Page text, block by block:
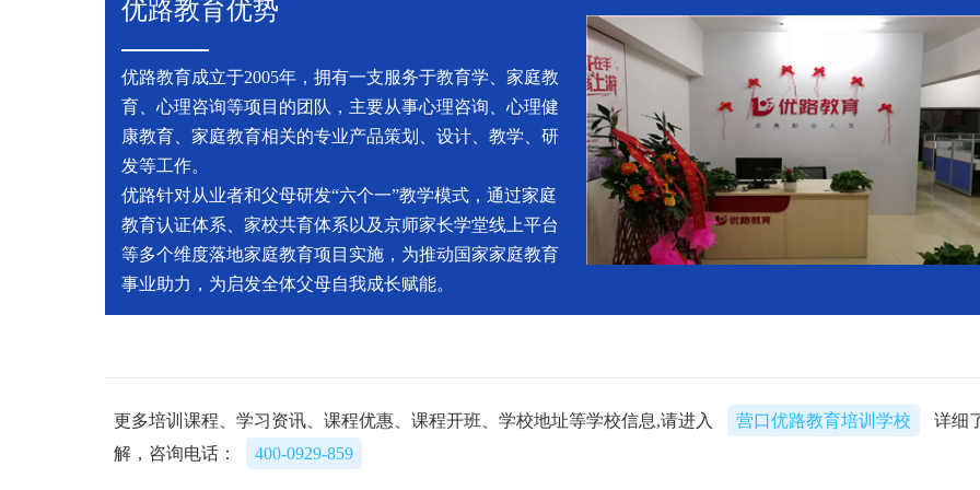
优路教育优势
优路教育成立于2005年，拥有一支服务于教育学、家庭教
育、心理咨询等项目的团队，主要从事心理咨询、心理健
康教育、家庭教育相关的专业产品策划、设计、教学、研
发等工作。
优路针对从业者和父母研发“六个一”教学模式，通过家庭
教育认证体系、家校共育体系以及京师家长学堂线上平台
等多个维度落地家庭教育项目实施，为推动国家家庭教育
事业助力，为启发全体父母自我成长赋能。
更多培训课程、学习资讯、课程优惠、课程开班、学校地址等学校信息,请进入 营口优路教育培训学校
详细
解，咨询电话：
400-0929-859